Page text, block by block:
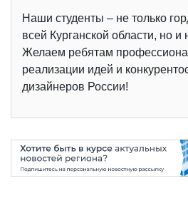
Наши студенты – не только
всей Курганской области, но
Желаем ребятам
реализации идей и
дизайнеров России!